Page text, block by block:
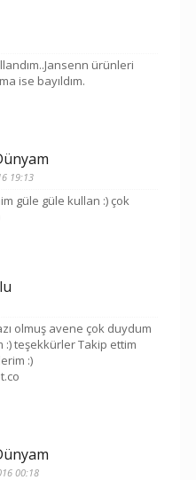
ürünleri
ise bayıldım.
19:13
güle güle kullan :) çok
olmuş avene çok duydum
:) teşekkürler Takip ettim
:)
00:18